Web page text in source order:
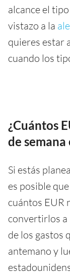
alcance el
vistazo a la
quieres estar
cuando los
¿Cuántos
de semana
Si estás
es posible
cuántos EUR
convertirlos a
de los gastos
antemano y